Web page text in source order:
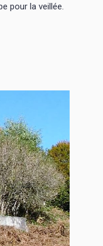
pour la veillée.